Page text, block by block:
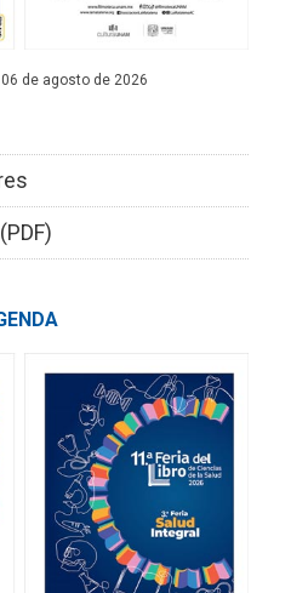
| 06 de agosto de 2026